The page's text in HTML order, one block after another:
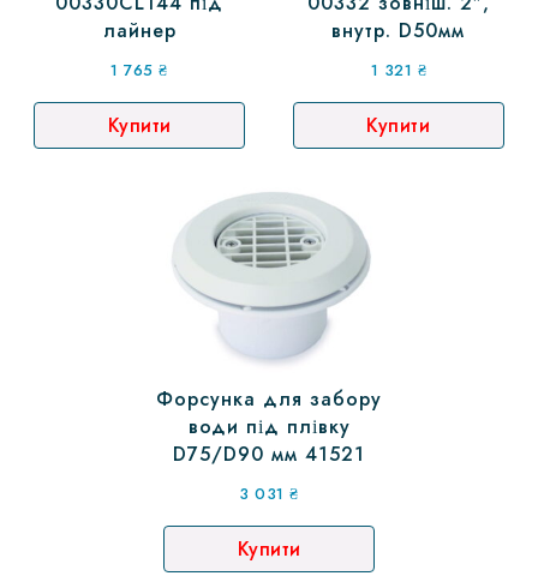
лайнер
1 765₴
Купити
внутр. D50мм
1 321 ₴
Купити
Форсунка для забору
води під плівку
D75/D90 мм 41521
3 031₴
Купити